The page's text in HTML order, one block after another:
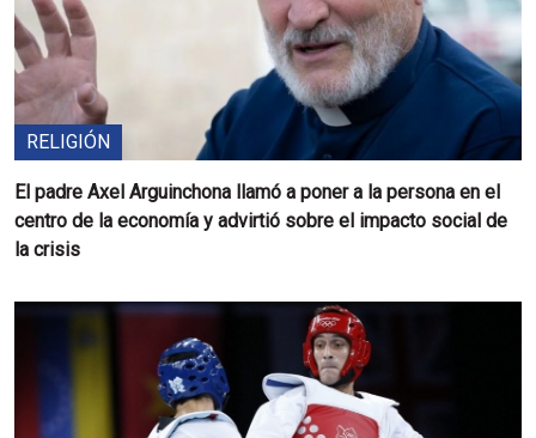
RELIGIÓN
El padre Axel Arguinchona llamó a poner a la persona en el
centro de la economía y advirtió sobre el impacto social de
la crisis